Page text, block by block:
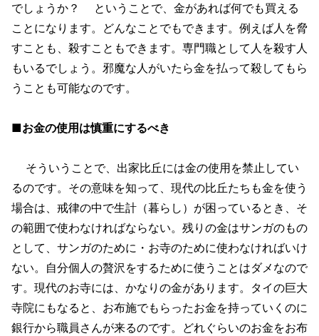
でしょうか？ ということで、金があれば何でも買える
ことになります。どんなことでもできます。例えば人を脅
すことも、殺すこともできます。専門職として人を殺す人
もいるでしょう。邪魔な人がいたら金を払って殺してもら
うことも可能なのです。
■お金の使用は慎重にするべき
そういうことで、出家比丘には金の使用を禁止してい
るのです。その意味を知って、現代の比丘たちも金を使う
場合は、戒律の中で生計（暮らし）が困っているとき、そ
の範囲で使わなければならない。残りの金はサンガのもの
として、サンガのために・お寺のために使わなければいけ
ない。自分個人の贅沢をするために使うことはダメなので
す。現代のお寺には、かなりの金があります。タイの巨大
寺院にもなると、お布施でもらったお金を持っていくのに
銀行から職員さんが来るのです。どれぐらいのお金をお布